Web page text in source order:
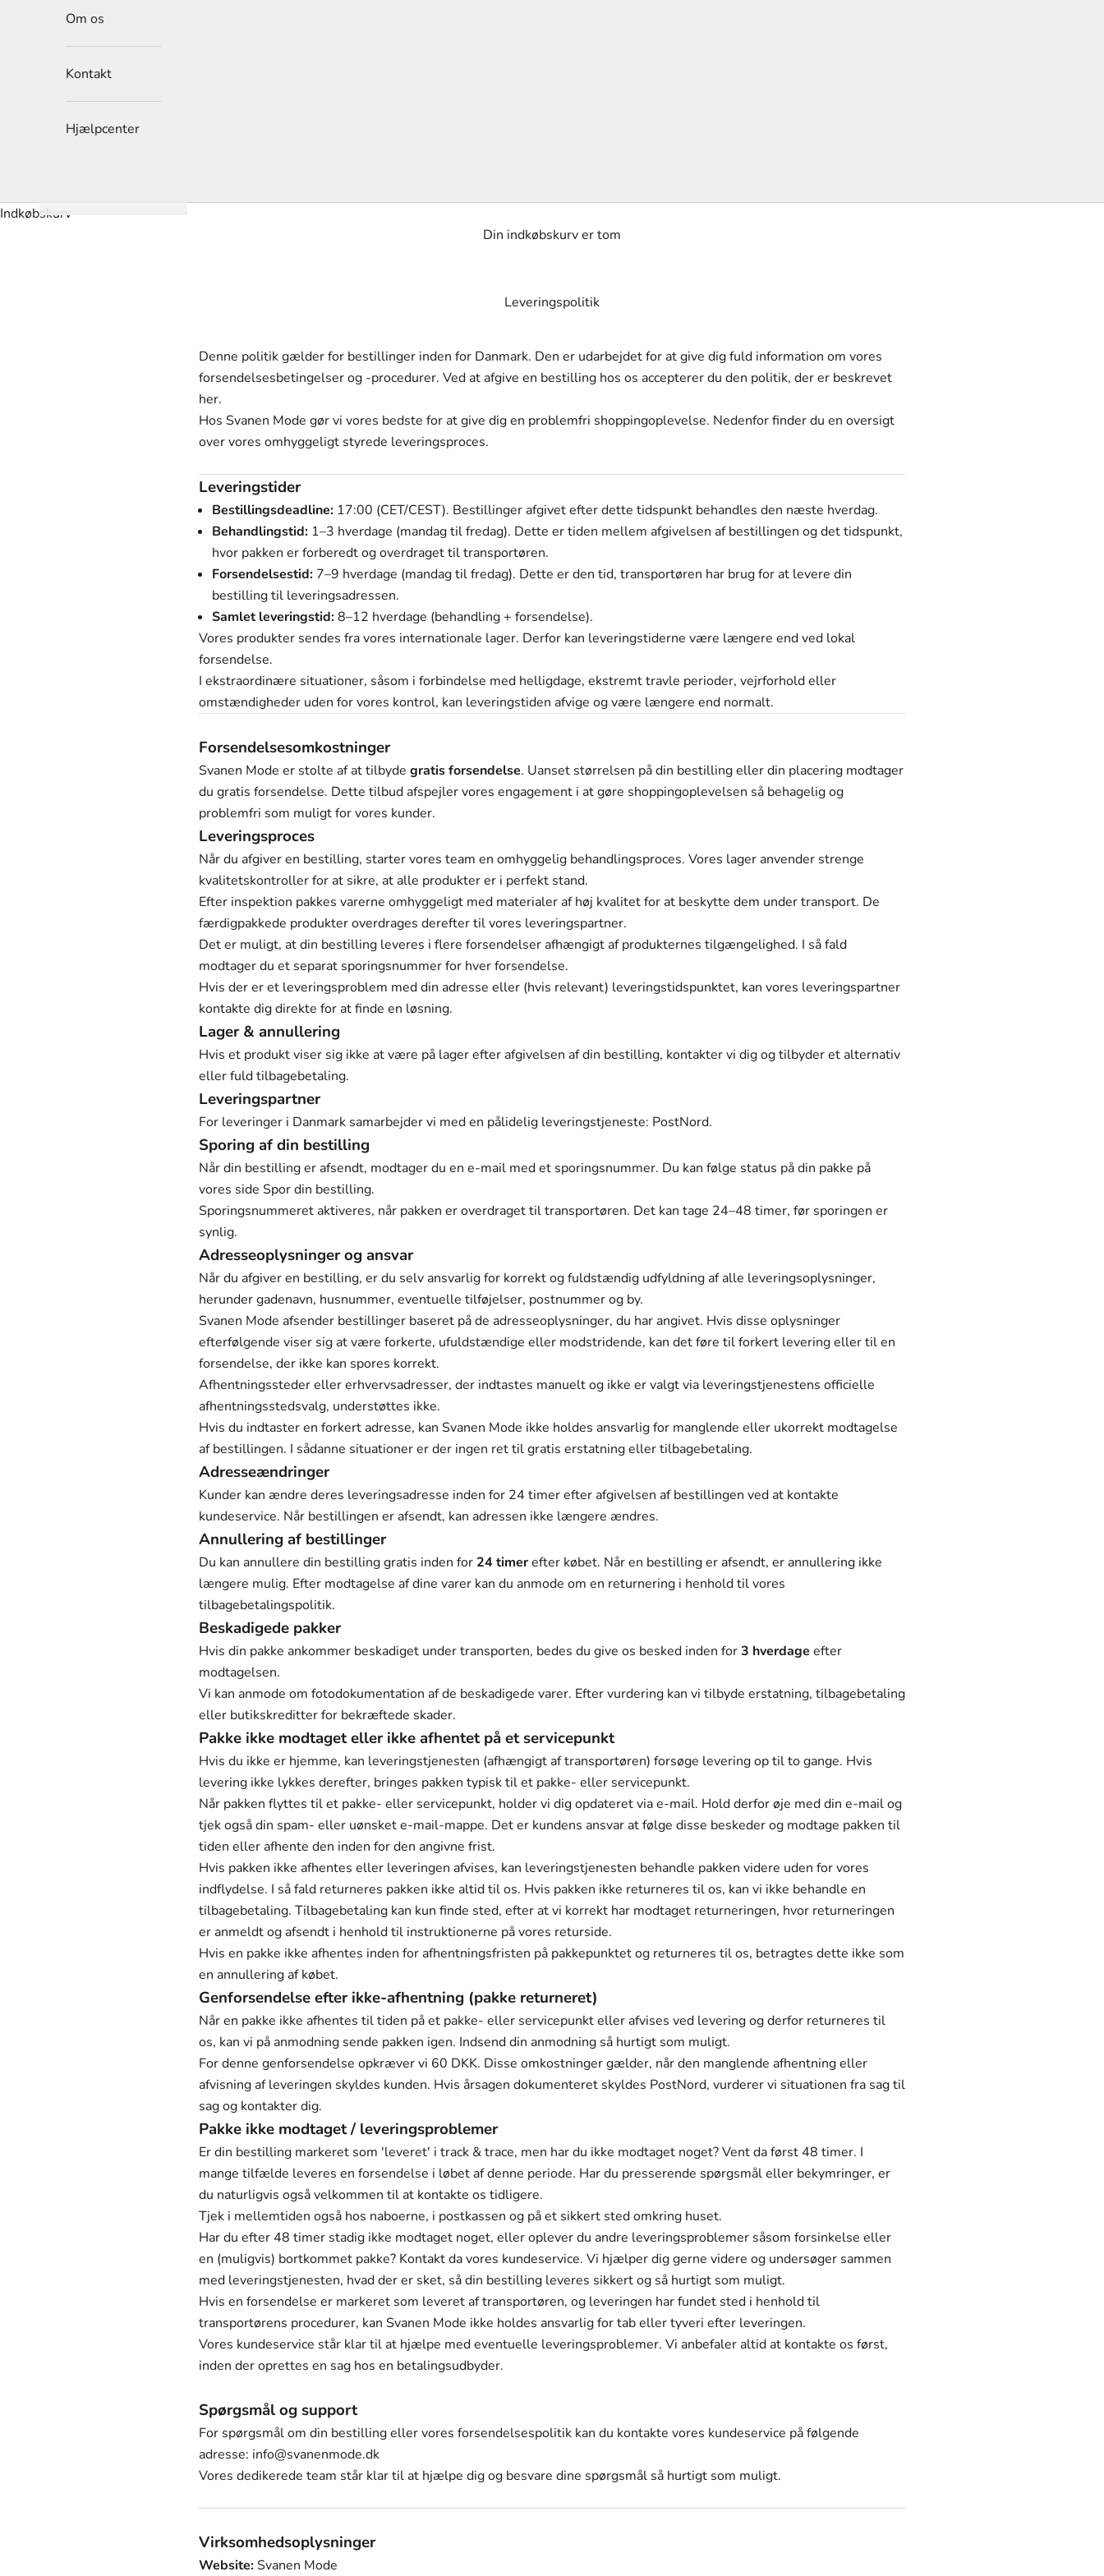
Om os
Kontakt
Hjælpcenter
Indkøbskurv
Din indkøbskurv er tom
Leveringspolitik
Denne politik gælder for bestillinger inden for Danmark. Den er udarbejdet for at give dig fuld information om vores
forsendelsesbetingelser og -procedurer. Ved at afgive en bestilling hos os accepterer du den politik, der er beskrevet
her.
Hos Svanen Mode gør vi vores bedste for at give dig en problemfri shoppingoplevelse. Nedenfor finder du en oversigt
over vores omhyggeligt styrede leveringsproces.
Leveringstider
Bestillingsdeadline: 17:00 (CET/CEST). Bestillinger afgivet efter dette tidspunkt behandles den næste hverdag.
Behandlingstid: 1–3 hverdage (mandag til fredag). Dette er tiden mellem afgivelsen af bestillingen og det tidspunkt,
hvor pakken er forberedt og overdraget til transportøren.
Forsendelsestid: 7–9 hverdage (mandag til fredag). Dette er den tid, transportøren har brug for at levere din
bestilling til leveringsadressen.
Samlet leveringstid:8–12 hverdage (behandling + forsendelse).
Vores produkter sendes fra vores internationale lager. Derfor kan leveringstiderne være længere end ved lokal
forsendelse.
I ekstraordinære situationer, såsom i forbindelse med helligdage, ekstremt travle perioder, vejrforhold eller
omstændigheder uden for vores kontrol, kan leveringstiden afvige og være længere end normalt.
Forsendelsesomkostninger
Svanen Mode er stolte af at tilbyde gratis forsendelse. Uanset størrelsen på din bestilling eller din placering modtager
du gratis forsendelse. Dette tilbud afspejler vores engagement i at gøre shoppingoplevelsen så behagelig og
problemfri som muligt for vores kunder.
Leveringsproces
Når du afgiver en bestilling, starter vores team en omhyggelig behandlingsproces. Vores lager anvender strenge
kvalitetskontroller for at sikre, at alle produkter er i perfekt stand.
Efter inspektion pakkes varerne omhyggeligt med materialer af høj kvalitet for at beskytte dem under transport. De
færdigpakkede produkter overdrages derefter til vores leveringspartner.
Det er muligt, at din bestilling leveres i flere forsendelser afhængigt af produkternes tilgængelighed. I så fald
modtager du et separat sporingsnummer for hver forsendelse.
Hvis der er et leveringsproblem med din adresse eller (hvis relevant) leveringstidspunktet, kan vores leveringspartner
kontakte dig direkte for at finde en løsning.
Lager & annullering
Hvis et produkt viser sig ikke at være på lager efter afgivelsen af din bestilling, kontakter vi dig og tilbyder et alternativ
eller fuld tilbagebetaling.
Leveringspartner
For leveringer i Danmark samarbejder vi med en pålidelig leveringstjeneste: PostNord.
Sporing af din bestilling
Når din bestilling er afsendt, modtager du en e-mail med et sporingsnummer. Du kan følge status på din pakke på
vores side Spor din bestilling.
Sporingsnummeret aktiveres, når pakken er overdraget til transportøren. Det kan tage 24–48 timer, før sporingen er
synlig.
Adresseoplysninger og ansvar
Når du afgiver en bestilling, er du selv ansvarlig for korrekt og fuldstændig udfyldning af alle leveringsoplysninger,
herunder gadenavn, husnummer, eventuelle tilføjelser, postnummer og by.
Svanen Mode afsender bestillinger baseret på de adresseoplysninger, du har angivet. Hvis disse oplysninger
efterfølgende viser sig at være forkerte, ufuldstændige eller modstridende, kan det føre til forkert levering eller til en
forsendelse, der ikke kan spores korrekt.
Afhentningssteder eller erhvervsadresser, der indtastes manuelt og ikke er valgt via leveringstjenestens officielle
afhentningsstedsvalg, understøttes ikke.
Hvis du indtaster en forkert adresse, kan Svanen Mode ikke holdes ansvarlig for manglende eller ukorrekt modtagelse
af bestillingen. I sådanne situationer er der ingen ret til gratis erstatning eller tilbagebetaling.
Adresseændringer
Kunder kan ændre deres leveringsadresse inden for 24 timer efter afgivelsen af bestillingen ved at kontakte
kundeservice. Når bestillingen er afsendt, kan adressen ikke længere ændres.
Annullering af bestillinger
Du kan annullere din bestilling gratis inden for 24 timerefter købet. Når en bestilling er afsendt, er annullering ikke
længere mulig. Efter modtagelse af dine varer kan du anmode om en returnering i henhold til vores
tilbagebetalingspolitik.
Beskadigede pakker
Hvis din pakke ankommer beskadiget under transporten, bedes du give os besked inden for3 hverdage efter
modtagelsen.
Vi kan anmode om fotodokumentation af de beskadigede varer. Efter vurdering kan vi tilbyde erstatning, tilbagebetaling
eller butikskreditter for bekræftede skader.
Pakke ikke modtaget eller ikke afhentet på et servicepunkt
Hvis du ikke er hjemme, kan leveringstjenesten (afhængigt af transportøren) forsøge levering op til to gange. Hvis
levering ikke lykkes derefter, bringes pakken typisk til et pakke- eller servicepunkt.
Når pakken flyttes til et pakke- eller servicepunkt, holder vi dig opdateret via e-mail. Hold derfor øje med din e-mail og
tjek også din spam- eller uønsket e-mail-mappe. Det er kundens ansvar at følge disse beskeder og modtage pakken til
tiden eller afhente den inden for den angivne frist.
Hvis pakken ikke afhentes eller leveringen afvises, kan leveringstjenesten behandle pakken videre uden for vores
indflydelse. I så fald returneres pakken ikke altid til os. Hvis pakken ikke returneres til os, kan vi ikke behandle en
tilbagebetaling. Tilbagebetaling kan kun finde sted, efter at vi korrekt har modtaget returneringen, hvor returneringen
er anmeldt og afsendt i henhold til instruktionerne på vores returside.
Hvis en pakke ikke afhentes inden for afhentningsfristen på pakkepunktet og returneres til os, betragtes dette ikke som
en annullering af købet.
Genforsendelse efter ikke-afhentning (pakke returneret)
Når en pakke ikke afhentes til tiden på et pakke- eller servicepunkt eller afvises ved levering og derfor returneres til
os, kan vi på anmodning sende pakken igen. Indsend din anmodning så hurtigt som muligt.
For denne genforsendelse opkræver vi 60 DKK. Disse omkostninger gælder, når den manglende afhentning eller
afvisning af leveringen skyldes kunden. Hvis årsagen dokumenteret skyldes PostNord, vurderer vi situationen fra sag til
sag og kontakter dig.
Pakke ikke modtaget / leveringsproblemer
Er din bestilling markeret som 'leveret' i track & trace, men har du ikke modtaget noget? Vent da først 48 timer. I
mange tilfælde leveres en forsendelse i løbet af denne periode. Har du presserende spørgsmål eller bekymringer, er
du naturligvis også velkommen til at kontakte os tidligere.
Tjek i mellemtiden også hos naboerne, i postkassen og på et sikkert sted omkring huset.
Har du efter 48 timer stadig ikke modtaget noget, eller oplever du andre leveringsproblemer såsom forsinkelse eller
en (muligvis) bortkommet pakke? Kontakt da vores kundeservice. Vi hjælper dig gerne videre og undersøger sammen
med leveringstjenesten, hvad der er sket, så din bestilling leveres sikkert og så hurtigt som muligt.
Hvis en forsendelse er markeret som leveret af transportøren, og leveringen har fundet sted i henhold til
transportørens procedurer, kan Svanen Mode ikke holdes ansvarlig for tab eller tyveri efter leveringen.
Vores kundeservice står klar til at hjælpe med eventuelle leveringsproblemer. Vi anbefaler altid at kontakte os først,
inden der oprettes en sag hos en betalingsudbyder.
Spørgsmål og support
For spørgsmål om din bestilling eller vores forsendelsespolitik kan du kontakte vores kundeservice på følgende
adresse: info@svanenmode.dk
Vores dedikerede team står klar til at hjælpe dig og besvare dine spørgsmål så hurtigt som muligt.
Virksomhedsoplysninger
Website:Svanen Mode